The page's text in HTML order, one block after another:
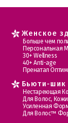
Женское
Больше чем
Персональная
30+ Wellness
40+ Anti-age
Пренатал
Бьюти-шик
Нестареющая
Для Волос,
Усиленная
Для Волос™